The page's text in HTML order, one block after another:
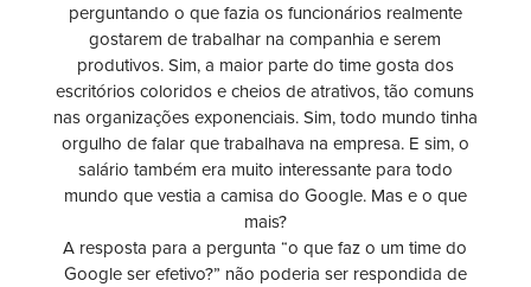
perguntando o que fazia os funcionários realmente
gostarem de trabalhar na companhia e serem
produtivos. Sim, a maior parte do time gosta dos
escritórios coloridos e cheios de atrativos, tão comuns
nas organizações exponenciais. Sim, todo mundo tinha
orgulho de falar que trabalhava na empresa. E sim, o
salário também era muito interessante para todo
mundo que vestia a camisa do Google. Mas e o que
mais?
A resposta para a pergunta “o que faz o um time do
Google ser efetivo?” não poderia ser respondida de